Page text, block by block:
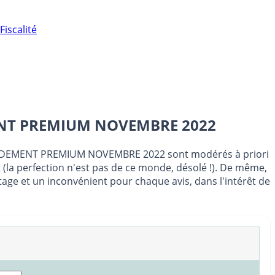
PREMIUM NOVEMBRE 2022
PREMIUM NOVEMBRE 2022 sont modérés à priori
perfection n'est pas de ce monde, désolé !). De même,
et un inconvénient pour chaque avis, dans l'intérêt de